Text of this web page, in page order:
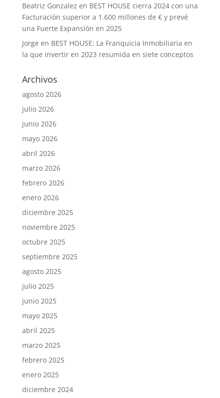
Beatriz Gonzalez en BEST HOUSE cierra 2024 con una
Facturación superior a 1.600 millones de € y prevé
una Fuerte Expansión en 2025
Jorge en BEST HOUSE: La Franquicia Inmobiliaria en
la que invertir en 2023 resumida en siete conceptos
Archivos
agosto 2026
julio 2026
junio 2026
mayo 2026
abril 2026
marzo 2026
febrero 2026
enero 2026
diciembre 2025
noviembre 2025
octubre 2025
septiembre 2025
agosto 2025
julio 2025
junio 2025
mayo 2025
abril 2025
marzo 2025
febrero 2025
enero 2025
diciembre 2024